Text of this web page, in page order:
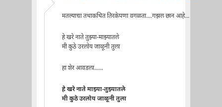
मतल्याचा तथाकथित तिरकेपणा वगळता....गझल छान आहे...
हे खरे नाते तुझ्या-माझ्यातले
मी कुठे उरलोय जाळूनी तुला
हा शेर आवडला......
हे खरे नाते माझ्या-तुझ्यातले
मी कुठे उरलोय जाळूनी तुला